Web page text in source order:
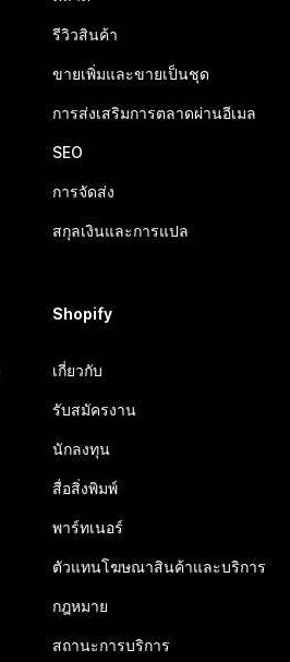
รีวิวสินค้า
ขายเพิ่มและขายเป็นชุด
การส่งเสริมการตลาดผ่านอีเมล
SEO
การจัดส่ง
สกุลเงินและการแปล
Shopify
เกี่ยวกับ
รับสมัครงาน
นักลงทุน
สื่อสิ่งพิมพ์
พาร์ทเนอร์
ตัวแทนโฆษณาสินค้าและบริการ
กฎหมาย
สถานะการบริการ